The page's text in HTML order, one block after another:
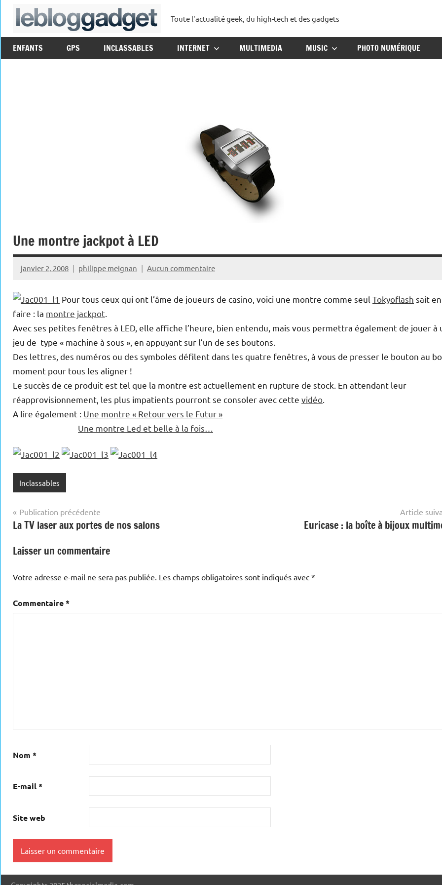
Aller
lebloggadget
Toute l'actualité geek, du high-tech et des gadgets
ENFANTS GPS INCLASSABLES INTERNET MULTIMEDIA MUSIC PHOTO NUMÉRIQUE
Une montre jackpot à LED
janvier 2, 2008 philippe meignan Aucun commentaire
Pour tous ceux qui ont l’âme de joueurs de casino, voici une montre comme seul Tokyoflash sait en
faire : la montre jackpot
Avec ses petites fenêtres à LED, elle affiche l’heure, bien entendu, mais vous permettra également de jouer à
jeu de type « machine à sous », en appuyant sur l’un de ses boutons.
Des lettres, des numéros ou des symboles défilent dans les quatre fenêtres, à vous de presser le bouton au
moment pour tous les aligner !
Le succès de ce produit est tel que la montre est actuellement en rupture de stock. En attendant leur
réapprovisionnement, les plus impatients pourront se consoler avec cette vidéo
A lire également : Une montre « Retour vers le Futur »
Une montre Led et belle à la fois…
Inclassables
Navigation
de
l’article
Publication précédente
La TV laser aux portes de nos salons
Article
Euricase : la boîte à bijoux
Laisser un commentaire
Votre adresse e-mail ne sera pas publiée. Les champs obligatoires sont indiqués avec *
Commentaire*
Nom *
E-mail*
Site web